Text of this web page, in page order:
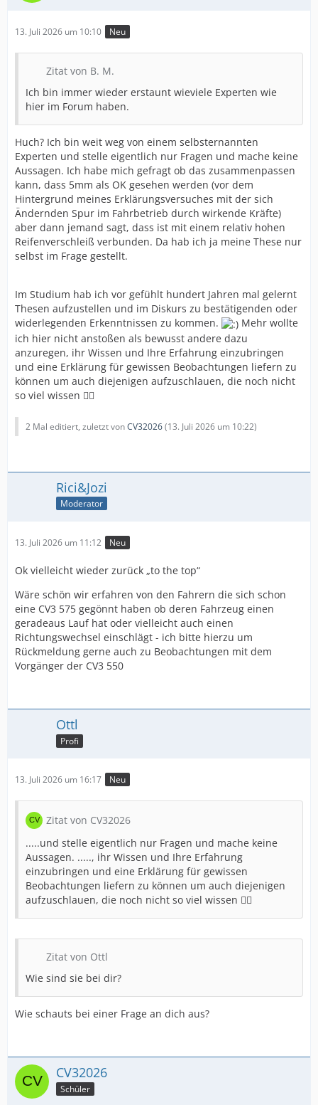
13. Juli 2026 um 10:10 Neu
Zitat von B. M.
Ich bin immer wieder erstaunt wieviele Experten wie
hier im Forum haben.
Huch? Ich bin weit weg von einem selbsternannten
Experten und stelle eigentlich nur Fragen und mache keine
Aussagen. Ich habe mich gefragt ob das zusammenpassen
kann, dass 5mm als OK gesehen werden (vor dem
Hintergrund meines Erklärungsversuches mit der sich
Ändernden Spur im Fahrbetrieb durch wirkende Kräfte)
aber dann jemand sagt, dass ist mit einem relativ hohen
Reifenverschleiß verbunden. Da hab ich ja meine These nur
selbst im Frage gestellt.
Im Studium hab ich vor gefühlt hundert Jahren mal gelernt
Thesen aufzustellen und im Diskurs zu bestätigenden oder
widerlegenden Erkenntnissen zu kommen.
Mehr wollte
ich hier nicht anstoßen als bewusst andere dazu
anzuregen, ihr Wissen und Ihre Erfahrung einzubringen
und eine Erklärung für gewissen Beobachtungen liefern zu
können um auch diejenigen aufzuschlauen, die noch nicht
so viel wissen ✌🏻
2 Mal editiert, zuletzt vonCV32026(13. Juli 2026 um 10:22)
Rici&Jozi
Moderator
13. Juli 2026 um 11:12 Neu
Ok vielleicht wieder zurück „to the top“
Wäre schön wir erfahren von den Fahrern die sich schon
eine CV3 575 gegönnt haben ob deren Fahrzeug einen
geradeaus Lauf hat oder vielleicht auch einen
Richtungswechsel einschlägt - ich bitte hierzu um
Rückmeldung gerne auch zu Beobachtungen mit dem
Vorgänger der CV3 550
Ottl
Profi
13. Juli 2026 um 16:17 Neu
Zitat von CV32026
.....und stelle eigentlich nur Fragen und mache keine
Aussagen. ....., ihr Wissen und Ihre Erfahrung
einzubringen und eine Erklärung für gewissen
Beobachtungen liefern zu können um auch diejenigen
aufzuschlauen, die noch nicht so viel wissen ✌🏻
Zitat von Ottl
Wie sind sie bei dir?
Wie schauts bei einer Frage an dich aus?
CV32026
Schüler